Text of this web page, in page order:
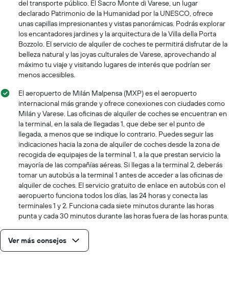
del transporte público. El Sacro Monte di Varese, un lugar
declarado Patrimonio de la Humanidad por la UNESCO, ofrece
unas capillas impresionantes y vistas panorámicas. Podrás explorar
los encantadores jardines y la arquitectura de la Villa della Porta
Bozzolo. El servicio de alquiler de coches te permitirá disfrutar de la
belleza natural y las joyas culturales de Varese, aprovechando al
máximo tu viaje y visitando lugares de interés que podrían ser
menos accesibles.
El aeropuerto de Milán Malpensa (MXP) es el aeropuerto
internacional más grande y ofrece conexiones con ciudades como
Milán y Varese. Las oficinas de alquiler de coches se encuentran en
la terminal, en la sala de llegadas 1, que debe ser el punto de
llegada, a menos que se indique lo contrario. Puedes seguir las
indicaciones hacia la zona de alquiler de coches desde la zona de
recogida de equipajes de la terminal 1, a la que prestan servicio la
mayoría de las compañías aéreas. Si llegas a la terminal 2, deberás
tomar un autobús a la terminal 1 antes de acceder a las oficinas de
alquiler de coches. El servicio gratuito de enlace en autobús con el
aeropuerto funciona todos los días, las 24 horas y conecta las
terminales 1 y 2. Funciona cada siete minutos durante las horas
punta y cada 30 minutos durante las horas fuera de las horas punta.
Ver más consejos